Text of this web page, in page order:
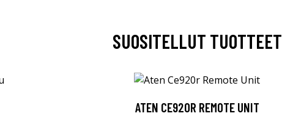
SUOSITELLUT TUOTTEET
ATEN CE920R REMOTE UNIT